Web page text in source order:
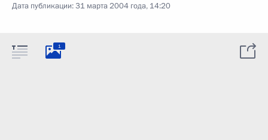
Дата публикации:31 марта 2004 года, 14:20
1